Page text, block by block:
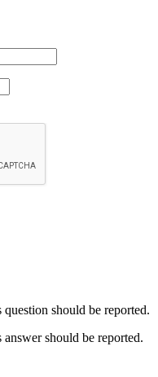
should be reported.
should be reported.